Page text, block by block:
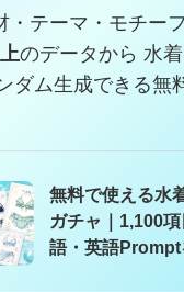
テーマ・モチーフ
のデータから 水
ダム生成できる無
無料で使える水
ガチャ｜1,100
語・英語Prompt